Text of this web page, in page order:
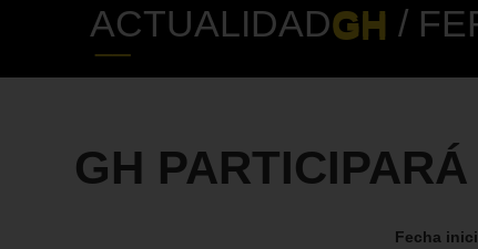
ACTUALIDADGH /
GH
Fecha